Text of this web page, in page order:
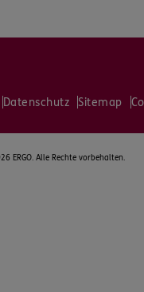
Datenschutz Sitemap
ERGO. Alle Rechte vorbehalten.